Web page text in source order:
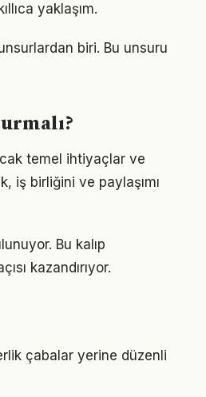
yaklaşım.
biri. Bu unsuru
temel ihtiyaçlar ve
iş birliğini ve paylaşımı
Bu kalıp
kazandırıyor.
çabalar yerine düzenli